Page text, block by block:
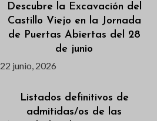
Descubre la Excavación del
Castillo Viejo en la Jornada
de Puertas Abiertas del 28
de junio
22 junio, 2026
Listados definitivos de
admitidas/os de las